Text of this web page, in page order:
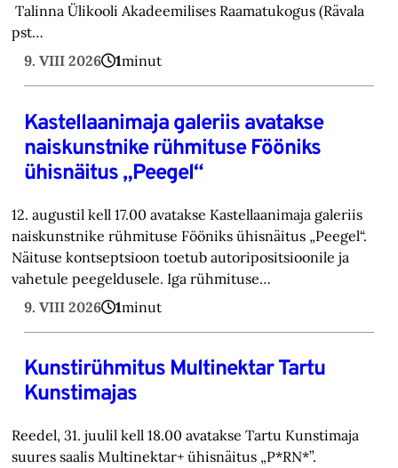
Talinna Ülikooli Akadeemilises Raamatukogus (Rävala
pst…
9. VIII 2026
1minut
Kastellaanimaja galeriis avatakse
naiskunstnike rühmituse Fööniks
ühisnäitus „Peegel“
12. augustil kell 17.00 avatakse Kastellaanimaja galeriis
naiskunstnike rühmituse Fööniks ühisnäitus „Peegel“.
Näituse kontseptsioon toetub autoripositsioonile ja
vahetule peegeldusele. Iga rühmituse…
9. VIII 2026
1minut
Kunstirühmitus Multinektar Tartu
Kunstimajas
Reedel, 31. juulil kell 18.00 avatakse Tartu Kunstimaja
suures saalis Multinektar+ ühisnäitus „P*RN*”.